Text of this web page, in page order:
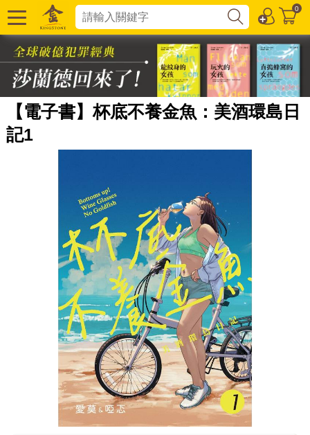
0
【電子書】杯底不養金魚：美酒環島日
記1